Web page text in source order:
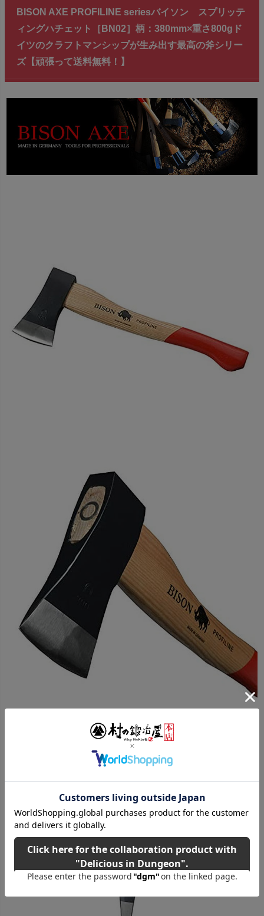
BISON AXE PROFILINE seriesバイソン スプリッテ
ィングハチェット［BN02］柄：380mm×重さ800gド
イツのクラフトマンシップが生み出す最高の斧シリー
ズ【頑張って送料無料！】